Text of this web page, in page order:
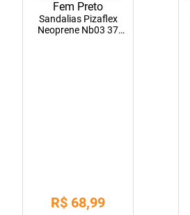
Sandalias Pizaflex
Neoprene Nb03 37
R$ 68,99
fraldas geriátricas